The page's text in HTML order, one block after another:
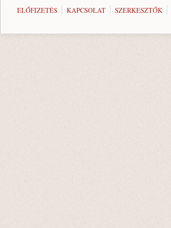
ELŐFIZETÉS KAPCSOLAT SZERKESZTŐK